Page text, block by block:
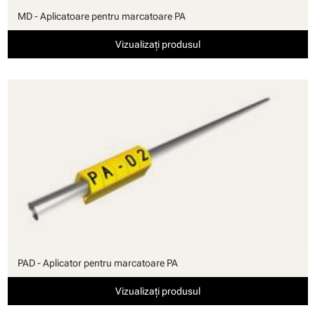
MD - Aplicatoare pentru marcatoare PA
Vizualizați produsul
PAD - Aplicator pentru marcatoare PA
Vizualizați produsul